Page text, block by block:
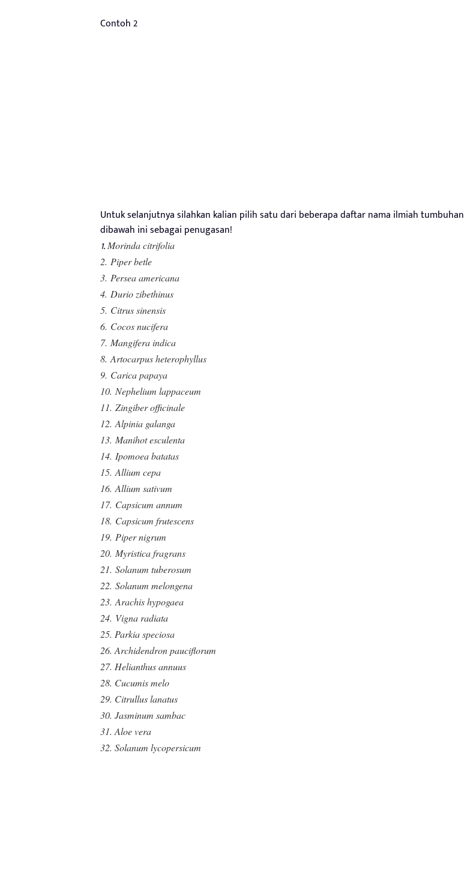
Contoh 2
Untuk selanjutnya silahkan kalian pilih satu dari beberapa daftar nama ilmiah tumbuhan
dibawah ini sebagai penugasan!
1. Morinda citrifolia
2. Piper betle
3. Persea americana
4. Durio zibethinus
5. Citrus sinensis
6. Cocos nucifera
7. Mangifera indica
8. Artocarpus heterophyllus
9. Carica papaya
10. Nephelium lappaceum
11. Zingiber officinale
12. Alpinia galanga
13. Manihot esculenta
14. Ipomoea batatas
15. Allium cepa
16. Allium sativum
17. Capsicum annum
18. Capsicum frutescens
19. Piper nigrum
20. Myristica fragrans
21. Solanum tuberosum
22. Solanum melongena
23. Arachis hypogaea
24. Vigna radiata
25. Parkia speciosa
26. Archidendron pauciflorum
27. Helianthus annuus
28. Cucumis melo
29. Citrullus lanatus
30. Jasminum sambac
31. Aloe vera
32. Solanum lycopersicum